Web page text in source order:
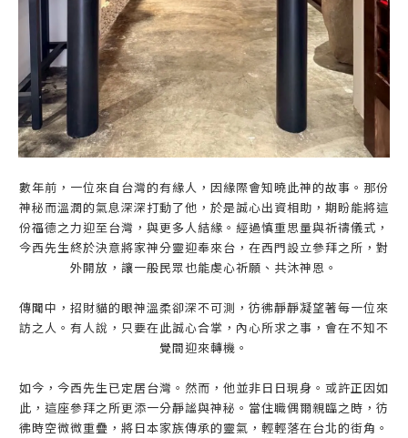
數年前，一位來自台灣的有緣人，因緣際會知曉此神的故事。那份
神秘而溫潤的氣息深深打動了他，於是誠心出資相助，期盼能將這
份福德之力迎至台灣，與更多人結緣。經過慎重思量與祈禱儀式，
今西先生終於決意將家神分靈迎奉來台，在西門設立參拜之所，對
外開放，讓一般民眾也能虔心祈願、共沐神恩。
傳聞中，招財貓的眼神溫柔卻深不可測，彷彿靜靜凝望著每一位來
訪之人。有人說，只要在此誠心合掌，內心所求之事，會在不知不
覺間迎來轉機。
如今，今西先生已定居台灣。然而，他並非日日現身。或許正因如
此，這座參拜之所更添一分靜謐與神秘。當住職偶爾親臨之時，彷
彿時空微微重疊，將日本家族傳承的靈氣，輕輕落在台北的街角。